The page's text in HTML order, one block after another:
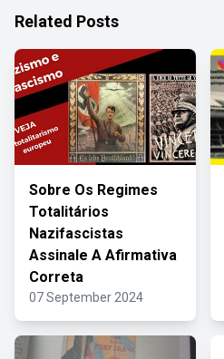
Related Posts
Sobre Os Regimes
Totalitários
Nazifascistas
Assinale A Afirmativa
Correta
07 September 2024